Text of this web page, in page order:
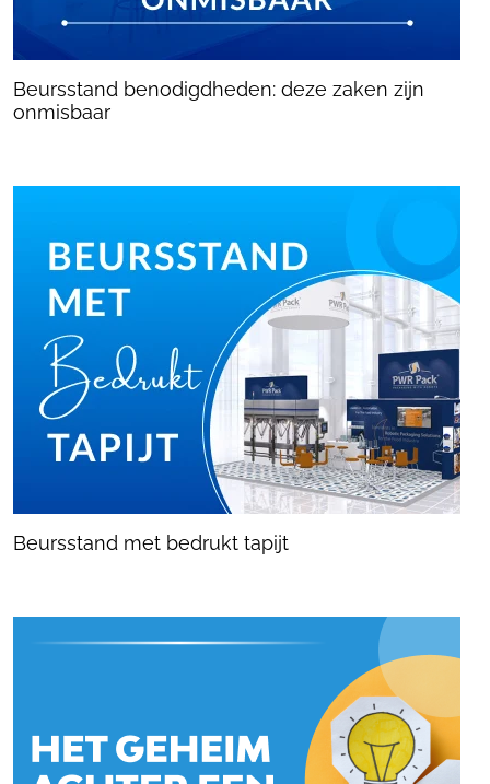
Beursstand benodigdheden: deze zaken zijn
onmisbaar
Beursstand met bedrukt tapijt